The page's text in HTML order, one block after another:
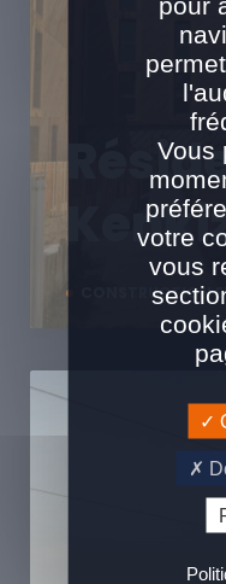
CONSTRUCTION
Vous
votre
vous